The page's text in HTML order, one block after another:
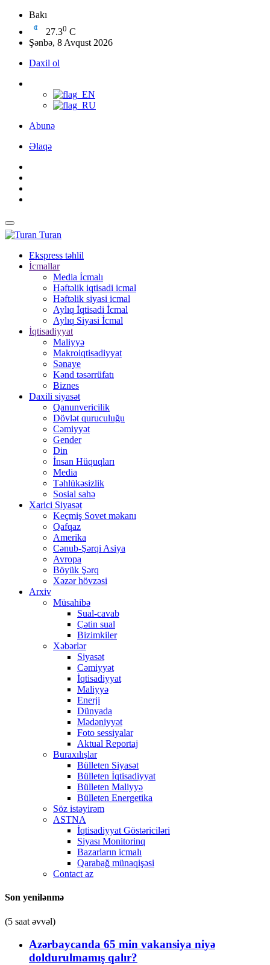
Bakı
27.30 C
Şənbə, 8 Avqust 2026
Daxil ol
Abunə
Əlaqə
Turan
Ekspress təhlil
İcmallar
Media İcmalı
Həftəlik iqtisadi icmal
Həftəlik siyasi icmal
Aylıq İqtisadi İcmal
Aylıq Siyasi İcmal
İqtisadiyyat
Maliyyə
Makroiqtisadiyyat
Sənaye
Kənd təsərrüfatı
Biznes
Daxili siyasət
Qanunvericilik
Dövlət quruculuğu
Cəmiyyət
Gender
Din
İnsan Hüquqları
Media
Təhlükəsizlik
Sosial sahə
Xarici Siyasət
Keçmiş Sovet məkanı
Qafqaz
Amerika
Cənub-Şərqi Asiya
Avropa
Böyük Şərq
Xəzər hövzəsi
Arxiv
Müsahibə
Sual-cavab
Çətin sual
Bizimkiler
Xəbərlər
Siyasət
Cəmiyyət
İqtisadiyyat
Maliyyə
Enerji
Dünyada
Mədəniyyət
Foto sessiyalar
Aktual Reportaj
Buraxılışlar
Bülleten Siyasət
Bülleten İqtisadiyyat
Bülleten Maliyyə
Bülleten Energetika
Söz istəyirəm
ASTNA
İqtisadiyyat Göstəriciləri
Siyası Monitorinq
Bazarların icmalı
Qarabağ münaqişəsi
Contact az
Son yenilənmə
(5 saat əvvəl)
Azərbaycanda 65 min vakansiya niyə
doldurulmamış qalır?